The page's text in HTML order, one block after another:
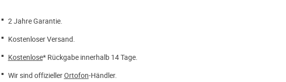
2 Jahre Garantie.
Kostenloser Versand.
Kostenlose* Rückgabe innerhalb 14 Tage.
Wir sind offiziellerOrtofon-Händler.